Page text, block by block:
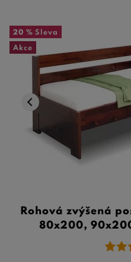
20 % Sleva
Akce
Rohová zvýšená
80x200,